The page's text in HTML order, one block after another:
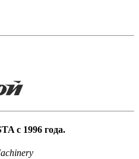
с 1996 года.